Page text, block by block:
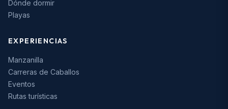
Dónde dormir
Playas
EXPERIENCIAS
Manzanilla
Carreras de Caballos
Eventos
Rutas turísticas